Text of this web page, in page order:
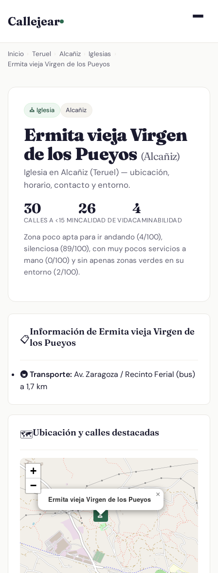
Callejear
Inicio Teruel Alcañiz Iglesias
Ermita vieja Virgen de los Pueyos
⛪ Iglesia Alcañiz
Ermita vieja Virgen
de los Pueyos (Alcañiz)
Iglesia en Alcañiz (Teruel) — ubicación,
horario, contacto y entorno.
30
CALLES A <15 MIN
26
CALIDAD DE VIDA
4
CAMINABILIDAD
Zona poco apta para ir andando (4/100),
silenciosa (89/100), con muy pocos servicios a
mano (0/100) y sin apenas zonas verdes en su
entorno (2/100).
📋
Información de Ermita vieja Virgen de
los Pueyos
🚇 Transporte: Av. Zaragoza / Recinto Ferial (bus)
a 1,7 km
🗺️Ubicación y calles destacadas
⛪
Ermita vieja Virgen de los Pueyos
×
+
−